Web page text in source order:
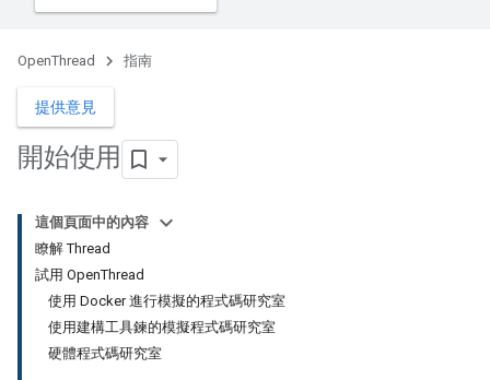
OpenThread 指南
提供意見
開始使用
這個頁面中的內容
瞭解 Thread
試用 OpenThread
使用 Docker 進行模擬的程式碼研究室
使用建構工具鍊的模擬程式碼研究室
硬體程式碼研究室